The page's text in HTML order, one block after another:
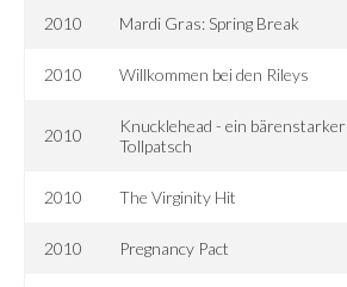
2010 Mardi Gras: Spring Break
2010 Willkommen bei den Rileys
2010
Knucklehead - ein bärenstarker
Tollpatsch
2010 The Virginity Hit
2010 Pregnancy Pact